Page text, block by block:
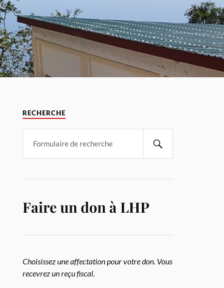
RECHERCHE
Faire un don à LHP
Choisissez une affectation pour votre don. Vous
recevrez un reçu fiscal.